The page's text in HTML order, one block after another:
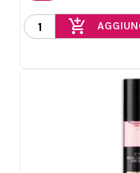
add_shopping_cart